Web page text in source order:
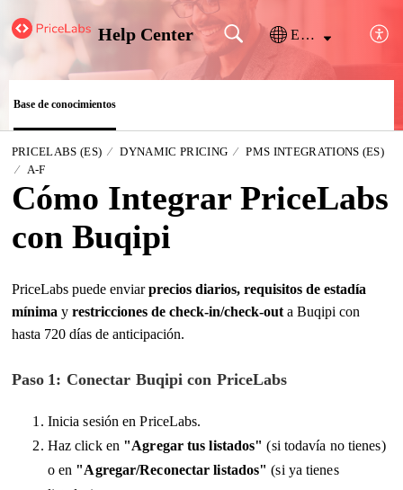
Help Center Español (España)
Base de conocimientos
PRICELABS (ES) DYNAMIC PRICING
PMS INTEGRATIONS (ES)
A-F
Cómo Integrar PriceLabs
con Buqipi
PriceLabs puede enviarprecios diarios, requisitos de estadía
mínima y restricciones de check-in/check-outa Buqipi con
hasta 720 días de anticipación.
Paso 1: Conectar Buqipi con PriceLabs
Inicia sesión en PriceLabs.
Haz click en "Agregar tus listados" (si todavía no tienes)
o en "Agregar/Reconectar listados" (si ya tienes